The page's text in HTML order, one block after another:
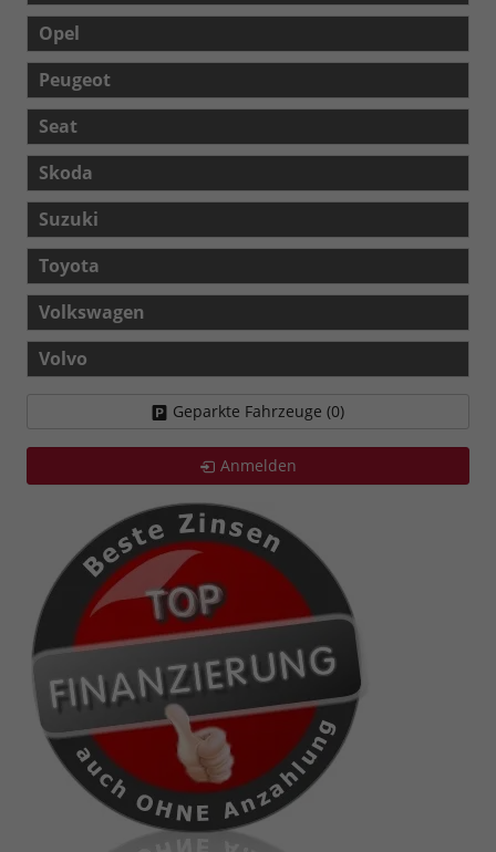
Opel
Peugeot
Seat
Skoda
Suzuki
Toyota
Volkswagen
Volvo
Geparkte Fahrzeuge (0)
Anmelden